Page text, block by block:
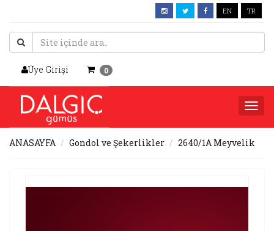
TR
EN
Üye Girişi 0
ANASAYFA Gondol ve Şekerlikler 2640/1A Meyvelik